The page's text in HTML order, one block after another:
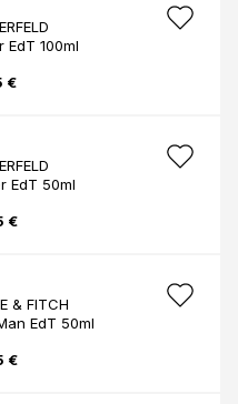
EdT 100ml
€
EdT 50ml
€
& FITCH
EdT 50ml
€